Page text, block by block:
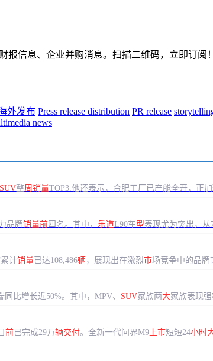
信息、企业并购消息。扫描二维码，立即订阅！
外发布 Press release distribution PR release
news
整周销量TOP3.他还表示，合肥工厂已产能全开，正
品牌销量前四名。其中， 乐道L90车型表现尤为突出，从
计销量已达108,486辆 ，展现出在激烈市场竞争中的品牌
同比增长近50%。其中，MPV、 SUV家族两大家族表现强
前已完成29万辆交付。全新一代问界M9 上市短短24小时